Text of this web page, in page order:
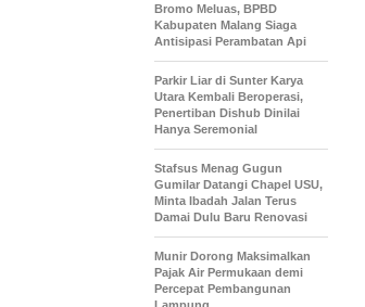
Bromo Meluas, BPBD
Kabupaten Malang Siaga
Antisipasi Perambatan Api
Parkir Liar di Sunter Karya
Utara Kembali Beroperasi,
Penertiban Dishub Dinilai
Hanya Seremonial
Stafsus Menag Gugun
Gumilar Datangi Chapel USU,
Minta Ibadah Jalan Terus
Damai Dulu Baru Renovasi
Munir Dorong Maksimalkan
Pajak Air Permukaan demi
Percepat Pembangunan